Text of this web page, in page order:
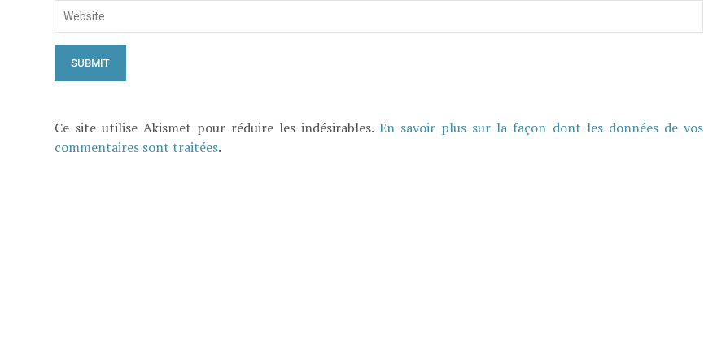
Ce site utilise Akismet pour réduire les indésirables.En savoir plus sur la façon dont les données de vos
commentaires sont traitées.